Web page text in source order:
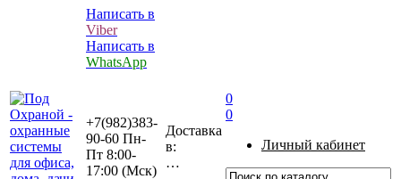
Написать в
Viber
Написать в
WhatsApp
+7(982)383-
90-60 Пн-
Пт 8:00-
17:00 (Мcк)
Доставка
в:
…
0
0
Личный кабинет